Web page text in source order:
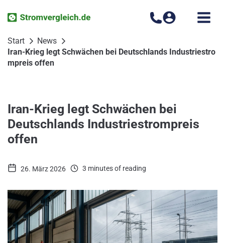
Inhalt
Start
News
Iran-Krieg legt Schwächen bei Deutschlands Industriestro
mpreis offen
Iran-Krieg legt Schwächen bei
Deutschlands Industriestrompreis
offen
26. März 2026 3 minutes of reading